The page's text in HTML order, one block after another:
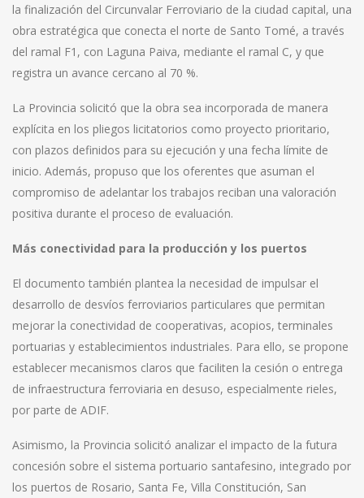
la finalización del Circunvalar Ferroviario de la ciudad capital, una
obra estratégica que conecta el norte de Santo Tomé, a través
del ramal F1, con Laguna Paiva, mediante el ramal C, y que
registra un avance cercano al 70 %.
La Provincia solicitó que la obra sea incorporada de manera
explícita en los pliegos licitatorios como proyecto prioritario,
con plazos definidos para su ejecución y una fecha límite de
inicio. Además, propuso que los oferentes que asuman el
compromiso de adelantar los trabajos reciban una valoración
positiva durante el proceso de evaluación.
Más conectividad para la producción y los puertos
El documento también plantea la necesidad de impulsar el
desarrollo de desvíos ferroviarios particulares que permitan
mejorar la conectividad de cooperativas, acopios, terminales
portuarias y establecimientos industriales. Para ello, se propone
establecer mecanismos claros que faciliten la cesión o entrega
de infraestructura ferroviaria en desuso, especialmente rieles,
por parte de ADIF.
Asimismo, la Provincia solicitó analizar el impacto de la futura
concesión sobre el sistema portuario santafesino, integrado por
los puertos de Rosario, Santa Fe, Villa Constitución, San